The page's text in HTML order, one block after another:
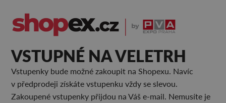
VSTUPNÉ NA VELETRH
Vstupenky bude možné zakoupit na Shopexu. Navíc
v předprodeji získáte vstupenku vždy se slevou.
Zakoupené vstupenky přijdou na Váš e-mail. Nemusíte je